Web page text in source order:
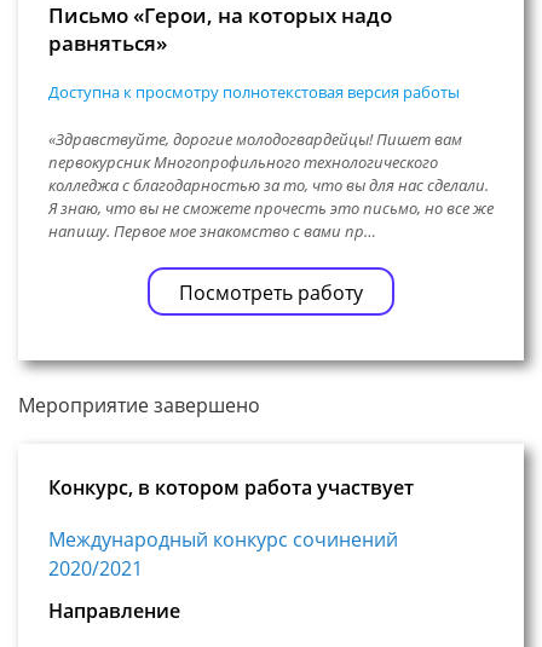
Письмо «Герои, на которых надо
равняться»
Доступна к просмотру полнотекстовая версия работы
«Здравствуйте, дорогие молодогвардейцы! Пишет вам
первокурсник Многопрофильного технологического
колледжа с благодарностью за то, что вы для нас сделали.
Я знаю, что вы не сможете прочесть это письмо, но все же
напишу. Первое мое знакомство с вами пр…
Посмотреть работу
Мероприятие завершено
Конкурс, в котором работа участвует
Международный конкурс сочинений
2020/2021
Направление